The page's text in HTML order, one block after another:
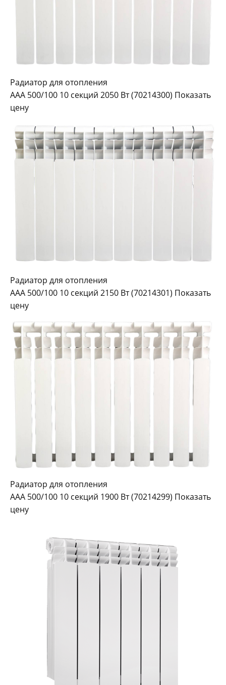
Радиатор для отопления
AAA 500/100 10 секций 2050 Вт (70214300) Показать
цену
Радиатор для отопления
AAA 500/100 10 секций 2150 Вт (70214301) Показать
цену
Радиатор для отопления
AAA 500/100 10 секций 1900 Вт (70214299) Показать
цену